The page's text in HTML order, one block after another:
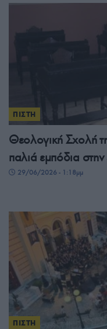
ΠΙΣΤΗ
Θεολογική Σχολή
παλιά εμπόδια στην
29/06/2026 - 1:18μμ
ΠΙΣΤΗ